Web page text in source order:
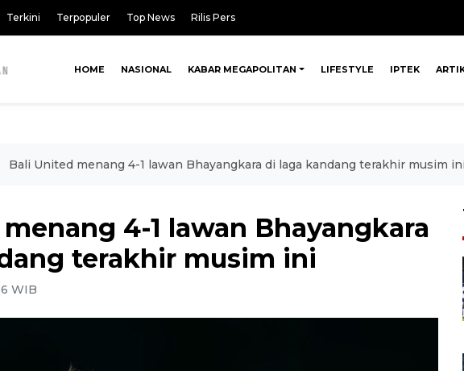
Terkini Terpopuler Top News Rilis Pers
HOME NASIONAL KABAR MEGAPOLITAN LIFESTYLE IPTEK
Bali United menang 4-1 lawan Bhayangkara di laga kandang terakhir musim ini
4-1 lawan Bhayangkara
terakhir musim ini
WIB